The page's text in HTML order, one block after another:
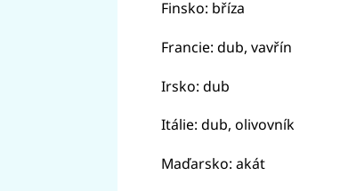
Finsko: bříza
Francie: dub, vavřín
Irsko: dub
Itálie: dub, olivovník
Maďarsko: akát